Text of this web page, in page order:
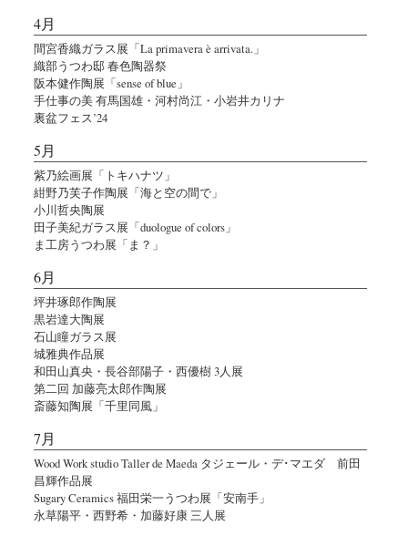
4月
間宮香織ガラス展「La primavera è arrivata.」
織部うつわ邸 春色陶器祭
阪本健作陶展「sense of blue」
手仕事の美 有馬国雄・河村尚江・小岩井カリナ
裏盆フェス’24
5月
紫乃絵画展「トキハナツ」
紺野乃芙子作陶展「海と空の間で」
小川哲央陶展
田子美紀ガラス展「duologue of colors」
ま工房うつわ展「ま？」
6月
坪井琢郎作陶展
黒岩達大陶展
石山瞳ガラス展
城雅典作品展
和田山真央・長谷部陽子・西優樹 3人展
第二回 加藤亮太郎作陶展
斎藤知陶展「千里同風」
7月
Wood Work studio Taller de Maeda タジェール・デ･マエダ 前田
昌輝作品展
Sugary Ceramics 福田栄一うつわ展「安南手」
永草陽平・西野希・加藤好康 三人展